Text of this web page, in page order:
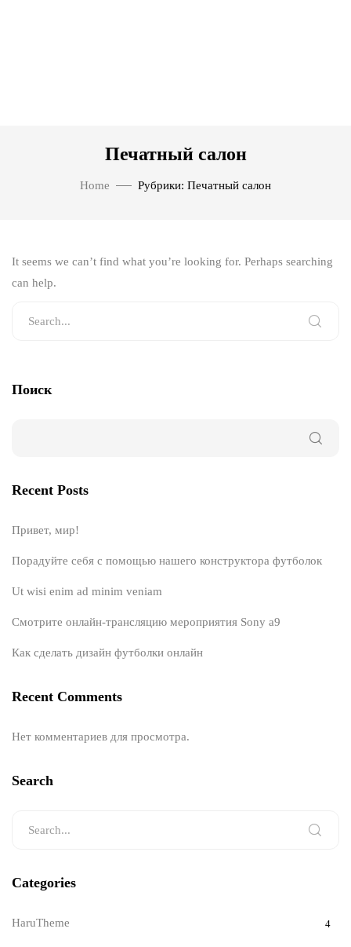
Печатный салон
Home Рубрики: Печатный салон
It seems we can’t find what you’re looking for. Perhaps searching
can help.
Поиск
Recent Posts
Привет, мир!
Порадуйте себя с помощью нашего конструктора футболок
Ut wisi enim ad minim veniam
Смотрите онлайн-трансляцию мероприятия Sony a9
Как сделать дизайн футболки онлайн
Recent Comments
Нет комментариев для просмотра.
Search
Categories
HaruTheme 4